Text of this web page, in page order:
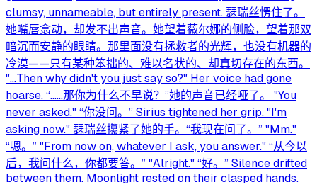
clumsy, unnameable, but entirely present. 瑟瑞丝愣住了。
她嘴唇翕动，却发不出声音。她望着薇尔娜的侧脸，望着那双
暗沉而安静的眼睛。那里面没有拯救者的光辉，也没有机器的
冷漠——只有某种笨拙的、难以名状的、却真切存在的东西。
"…Then why didn't you just say so?" Her voice had gone
hoarse. “……那你为什么不早说？”她的声音已经哑了。 "You
never asked." “你没问。” Sirius tightened her grip. "I'm
asking now." 瑟瑞丝攥紧了她的手。“我现在问了。” "Mm."
“嗯。” "From now on, whatever I ask, you answer." “从今以
后，我问什么，你都要答。” "Alright." “好。” Silence drifted
between them. Moonlight rested on their clasped hands.